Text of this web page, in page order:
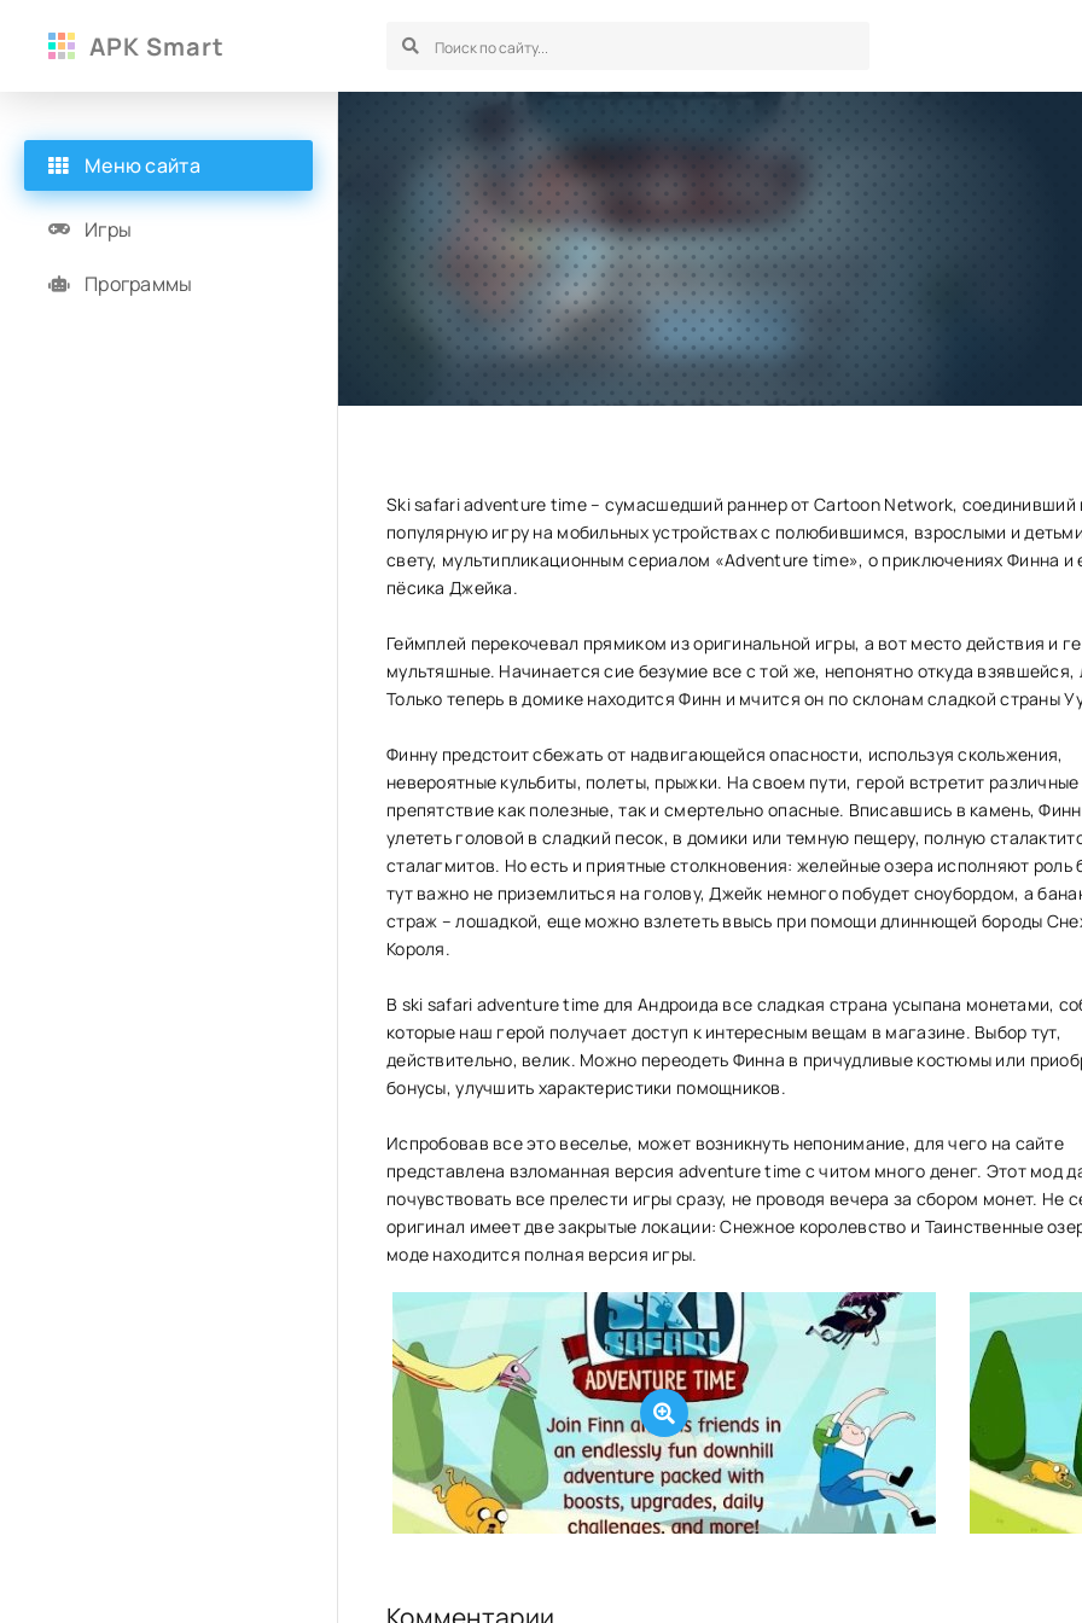
APK Smart
Ski safari adventure time
много денег)
Игры/Гонки
Скачать
Ski safari adventure time – сумасшедший раннер от Cartoon Network, соединивший
популярную игру на мобильных устройствах с полюбившимся, взрослыми и
свету, мультипликационным сериалом «Adventure time», о приключениях Финна и
пёсика Джейка.
Геймплей перекочевал прямиком из оригинальной игры, а вот место действия и
мультяшные. Начинается сие безумие все с той же, непонятно откуда взявшейся,
Только теперь в домике находится Финн и мчится он по склонам сладкой страны
Финну предстоит сбежать от надвигающейся опасности, используя скольжения,
невероятные кульбиты, полеты, прыжки. На своем пути, герой встретит различные
препятствие как полезные, так и смертельно опасные. Вписавшись в камень,
улететь головой в сладкий песок, в домики или темную пещеру, полную
сталагмитов. Но есть и приятные столкновения: желейные озера исполняют роль
тут важно не приземлиться на голову, Джейк немного побудет сноубордом, а
страж – лошадкой, еще можно взлететь ввысь при помощи длиннющей бороды
Короля.
В ski safari adventure time для Андроида все сладкая страна усыпана монетами,
которые наш герой получает доступ к интересным вещам в магазине. Выбор тут,
действительно, велик. Можно переодеть Финна в причудливые костюмы или
бонусы, улучшить характеристики помощников.
Испробовав все это веселье, может возникнуть непонимание, для чего на сайте
представлена взломанная версия adventure time с читом много денег. Этот мод
почувствовать все прелести игры сразу, не проводя вечера за сбором монет. Не
оригинал имеет две закрытые локации: Снежное королевство и Таинственные
моде находится полная версия игры.
Меню сайта
Игры
Программы